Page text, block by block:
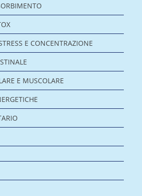
E CONCENTRAZIONE
E MUSCOLARE